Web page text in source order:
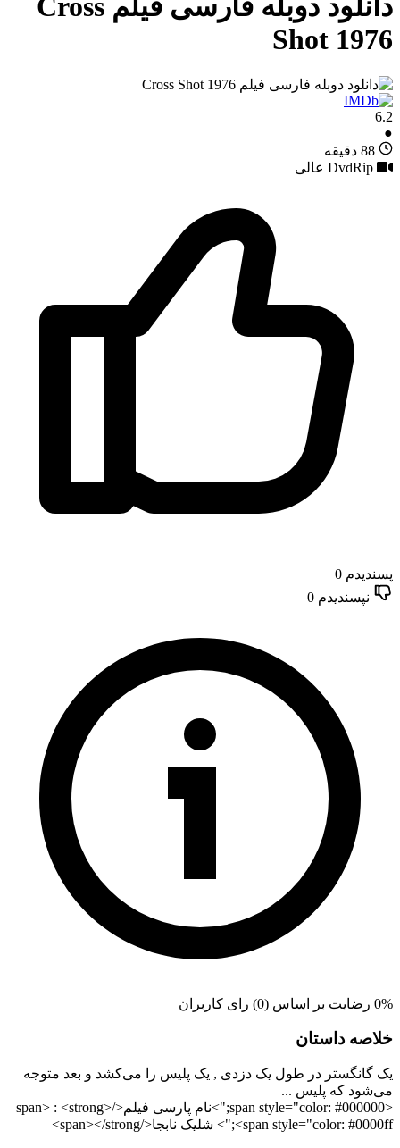
دانلود دوبله فارسی فیلم Cross
Shot 1976
6.2
●
88 دقیقه
پسندیدم 0
نپسندیدم 0
0% رضایت بر اساس (0) رای کاربران
خلاصه داستان
یک گانگستر در طول یک دزدی , یک پلیس را می‌کشد و بعد متوجه
می‌شود که پلیس ...
<span style="color: #000000;">نام پارسی فیلم</span> : <strong>
<span style="color: #0000ff;"> شلیک نابجا</span></strong>